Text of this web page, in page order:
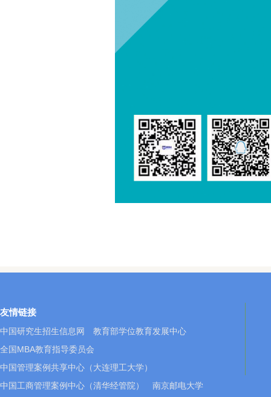
友情链接
中国研究生招生信息网
教育部学位教育发展中心
全国MBA教育指导委员会
中国管理案例共享中心（大连理工大学）
中国工商管理案例中心（清华经管院）
南京邮电大学